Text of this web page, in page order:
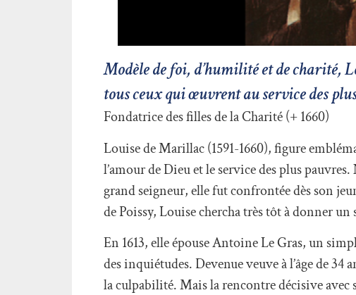
Modèle de foi, d’humilité et de charité,
tous ceux qui œuvrent au service des
Fondatrice des filles de la Charité (+ 1660)
Louise de Marillac (1591-1660), figure
l’amour de Dieu et le service des plus
grand seigneur, elle fut confrontée dès son
de Poissy, Louise chercha très tôt à donner un
En 1613, elle épouse Antoine Le Gras, un
des inquiétudes. Devenue veuve à l’âge de
la culpabilité. Mais la rencontre décisive